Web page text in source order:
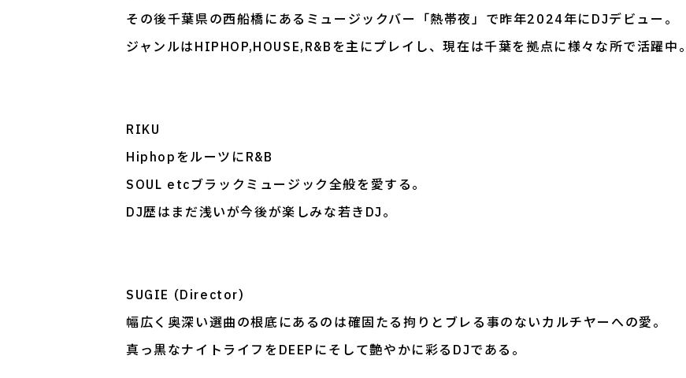
その後千葉県の西船橋にあるミュージックバー「熱帯夜」で昨年2024年にDJデビュー。
ジャンルはHIPHOP,HOUSE,R&Bを主にプレイし、現在は千葉を拠点に様々な所で活躍中。
RIKU
HiphopをルーツにR&B
SOUL etcブラックミュージック全般を愛する。
DJ歴はまだ浅いが今後が楽しみな若きDJ。
SUGIE (Director)
幅広く奥深い選曲の根底にあるのは確固たる拘りとブレる事のないカルチヤーへの愛。
真っ黒なナイトライフをDEEPにそして艶やかに彩るDJである。